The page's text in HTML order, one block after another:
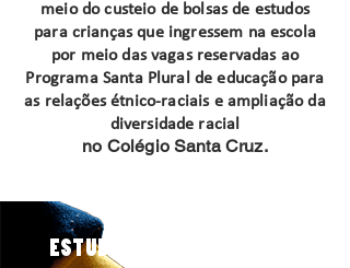
meio do custeio de bolsas de estudos
para crianças que ingressem na escola
por meio das vagas reservadas ao
Programa Santa Plural de educação para
as relações étnico-raciais e ampliação da
diversidade racial
no Colégio Santa Cruz.
ESTUDANTES, EDUCADORES,